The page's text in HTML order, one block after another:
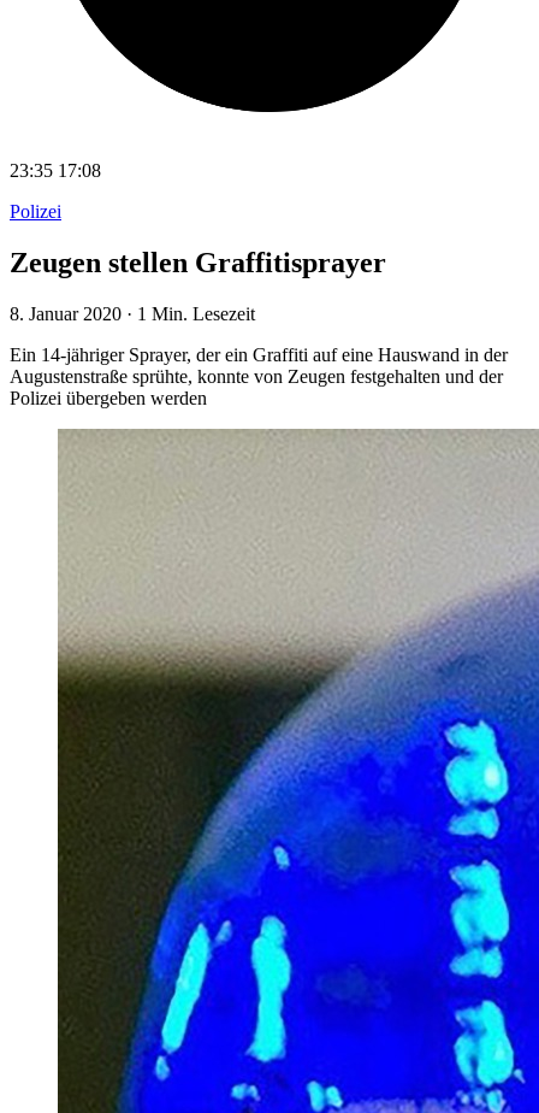
23:35 17:08
Polizei
Zeugen stellen Graffitisprayer
8. Januar 2020 · 1 Min. Lesezeit
Ein 14-jähriger Sprayer, der ein Graffiti auf eine Hauswand in der
Augustenstraße sprühte, konnte von Zeugen festgehalten und der
Polizei übergeben werden